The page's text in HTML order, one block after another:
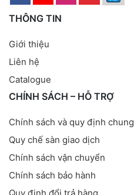
THÔNG TIN
Giới thiệu
Liên hệ
Catalogue
CHÍNH SÁCH – HỖ TRỢ
Chính sách và quy định chung
Quy chế sàn giao dịch
Chính sách vận chuyển
Chính sách bảo hành